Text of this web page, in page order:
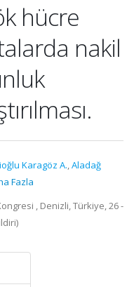
hücre
nakil
Karagöz A.,Aladağ
Fazla
, Denizli, Türkiye, 26 -